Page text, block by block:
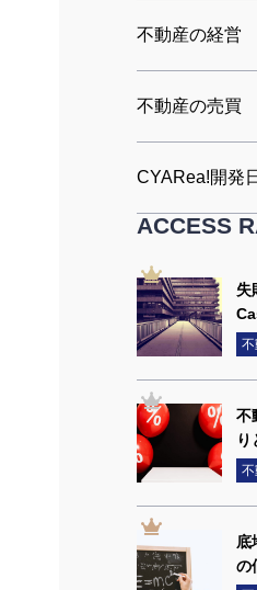
不動産の経営
不動産の売買
CYARea!開発
ACCESS
失
ル-
不
り
底
の